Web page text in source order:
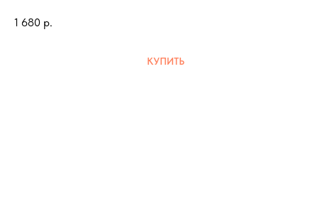
1 680 р.
КУПИТЬ